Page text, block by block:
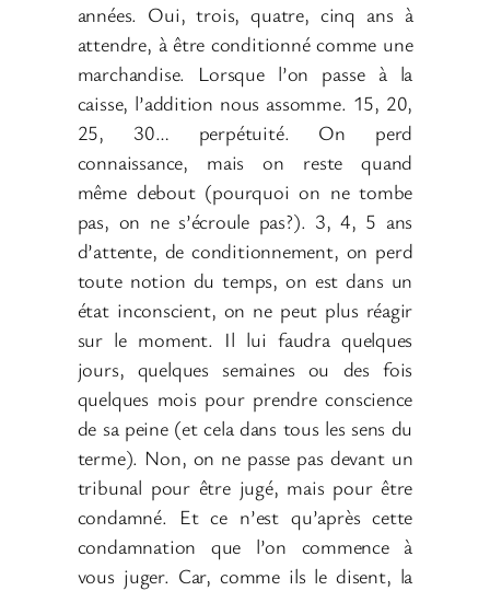
années. Oui, trois, quatre, cinq ans à
attendre, à être conditionné comme une
marchandise. Lorsque l’on passe à la
caisse, l’addition nous assomme. 15, 20,
25, 30… perpétuité. On perd
connaissance, mais on reste quand
même debout (pourquoi on ne tombe
pas, on ne s’écroule pas?). 3, 4, 5 ans
d’attente, de conditionnement, on perd
toute notion du temps, on est dans un
état inconscient, on ne peut plus réagir
sur le moment. Il lui faudra quelques
jours, quelques semaines ou des fois
quelques mois pour prendre conscience
de sa peine (et cela dans tous les sens du
terme). Non, on ne passe pas devant un
tribunal pour être jugé, mais pour être
condamné. Et ce n’est qu’après cette
condamnation que l’on commence à
vous juger. Car, comme ils le disent, la